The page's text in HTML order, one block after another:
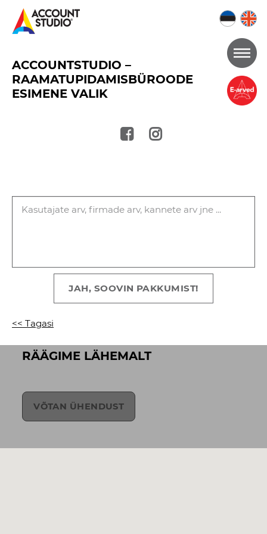
lehe
sisu
juurde
ACCOUNTSTUDIO –
RAAMATUPIDAMISBÜROODE
ESIMENE VALIK
JAH, SOOVIN PAKKUMIST!
<< Tagasi
RÄÄGIME LÄHEMALT
VÕTAN ÜHENDUST